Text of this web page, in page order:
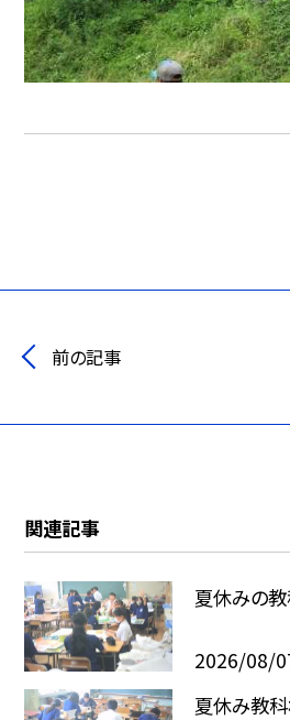
前の記事
関連記事
夏休みの
2026/08/
夏休み教